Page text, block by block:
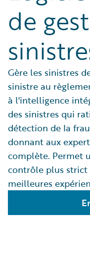
de
Gère les sinistres
sinistre au
à l'intelligence
des sinistres qui
détection de la
donnant aux
complète. Permet
contrôle plus strict
meilleures